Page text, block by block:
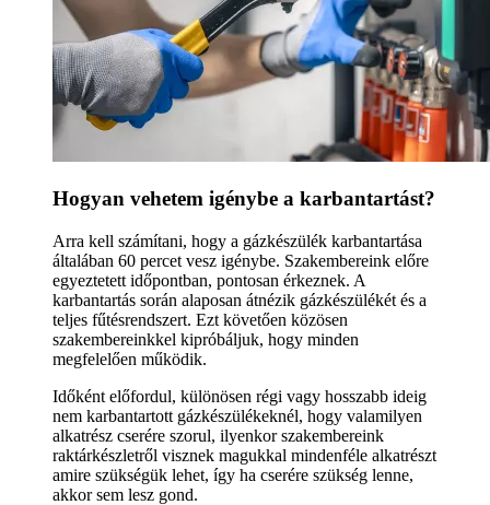
Hogyan vehetem igénybe a karbantartást?
Arra kell számítani, hogy a gázkészülék karbantartása
általában 60 percet vesz igénybe. Szakembereink előre
egyeztetett időpontban, pontosan érkeznek. A
karbantartás során alaposan átnézik gázkészülékét és a
teljes fűtésrendszert. Ezt követően közösen
szakembereinkkel kipróbáljuk, hogy minden
megfelelően működik.
Időként előfordul, különösen régi vagy hosszabb ideig
nem karbantartott gázkészülékeknél, hogy valamilyen
alkatrész cserére szorul, ilyenkor szakembereink
raktárkészletről visznek magukkal mindenféle alkatrészt
amire szükségük lehet, így ha cserére szükség lenne,
akkor sem lesz gond.